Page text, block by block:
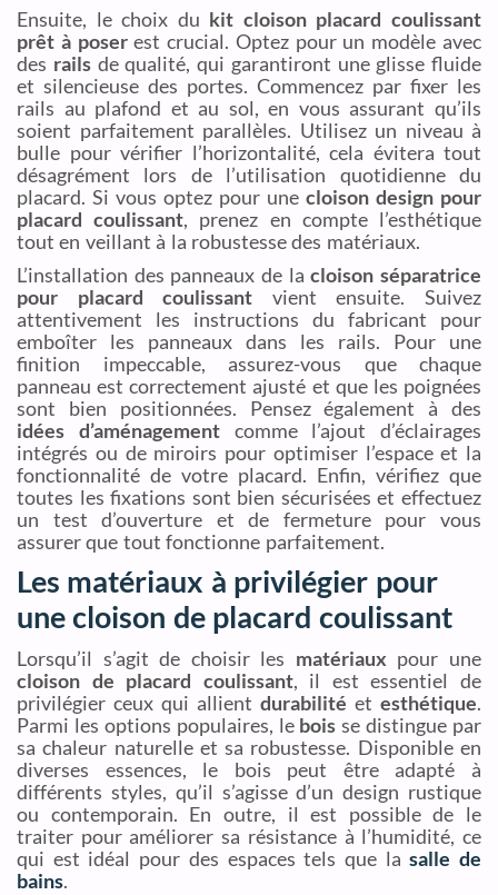
Ensuite, le choix du kit cloison placard coulissant
prêt à poserest crucial. Optez pour un modèle avec
des railsde qualité, qui garantiront une glisse fluide
et silencieuse des portes. Commencez par fixer les
rails au plafond et au sol, en vous assurant qu’ils
soient parfaitement parallèles. Utilisez un niveau à
bulle pour vérifier l’horizontalité, cela évitera tout
désagrément lors de l’utilisation quotidienne du
placard. Si vous optez pour une cloison design pour
placard coulissant, prenez en compte l’esthétique
tout en veillant à la robustesse des matériaux.
L’installation des panneaux de lacloison séparatrice
pour placard coulissant vient ensuite. Suivez
attentivement les instructions du fabricant pour
emboîter les panneaux dans les rails. Pour une
finition impeccable, assurez-vous que chaque
panneau est correctement ajusté et que les poignées
sont bien positionnées. Pensez également à des
idées d’aménagementcomme l’ajout d’éclairages
intégrés ou de miroirs pour optimiser l’espace et la
fonctionnalité de votre placard. Enfin, vérifiez que
toutes les fixations sont bien sécurisées et effectuez
un test d’ouverture et de fermeture pour vous
assurer que tout fonctionne parfaitement.
Les matériaux à privilégier pour
une cloison de placard coulissant
Lorsqu’il s’agit de choisir les matériaux pour une
cloison de placard coulissant, il est essentiel de
privilégier ceux qui allient durabilité et esthétique.
Parmi les options populaires, le bois se distingue par
sa chaleur naturelle et sa robustesse. Disponible en
diverses essences, le bois peut être adapté à
différents styles, qu’il s’agisse d’un design rustique
ou contemporain. En outre, il est possible de le
traiter pour améliorer sa résistance à l’humidité, ce
qui est idéal pour des espaces tels que lasalle de
bains.